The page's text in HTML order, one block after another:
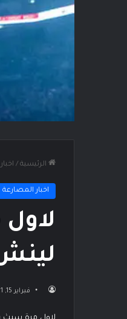
الرئيسية /
اخبار المصارعة
فبراير 15, 2021